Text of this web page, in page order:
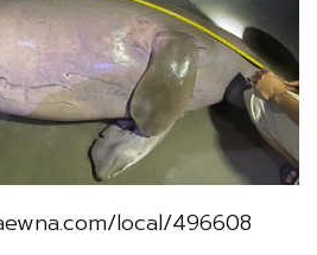
local/496608